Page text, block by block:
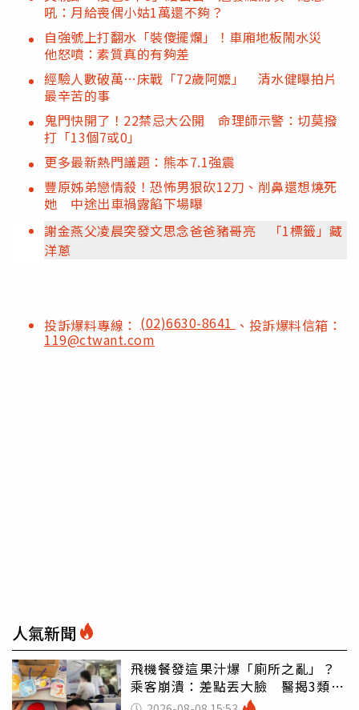
吼：月給喪偶小姑1萬還不夠？
自強號上打翻水「裝傻擺爛」！車廂地板鬧水災
他怒噴：素質真的有夠差
經驗人數破萬…床戰「72歲阿嬤」 清水健曝拍片
最辛苦的事
鬼門快開了！22禁忌大公開 命理師示警：切莫撥
打「13個7或0」
更多最新熱門議題：熊本7.1強震
豐原姊弟戀情殺！恐怖男狠砍12刀、削鼻還想燒死
她 中途出車禍露餡下場曝
謝金燕父凌晨突發文思念爸爸豬哥亮 「1標籤」藏
洋蔥
投訴爆料專線： (02)6630-8641 、投訴爆料信箱：
119@ctwant.com
人氣新聞
飛機餐發這果汁爆「廁所之亂」？
乘客崩潰：差點丟大臉 醫揭3類人
別亂喝